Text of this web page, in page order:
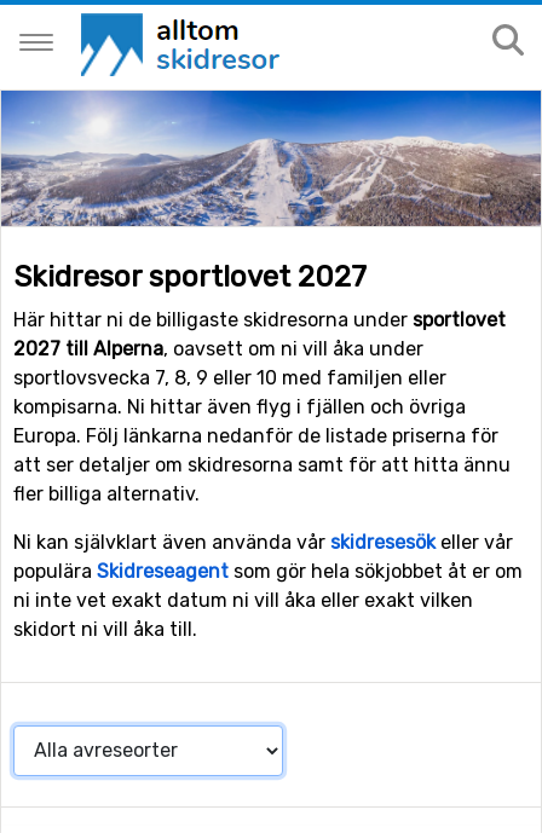
Skidresor sportlovet 2027
Här hittar ni de billigaste skidresorna under sportlovet
2027 till Alperna, oavsett om ni vill åka under
sportlovsvecka 7, 8, 9 eller 10 med familjen eller
kompisarna. Ni hittar även flyg i fjällen och övriga
Europa. Följ länkarna nedanför de listade priserna för
att ser detaljer om skidresorna samt för att hitta ännu
fler billiga alternativ.
Ni kan självklart även använda vår skidresesökeller vår
populära Skidreseagent som gör hela sökjobbet åt er om
ni inte vet exakt datum ni vill åka eller exakt vilken
skidort ni vill åka till.